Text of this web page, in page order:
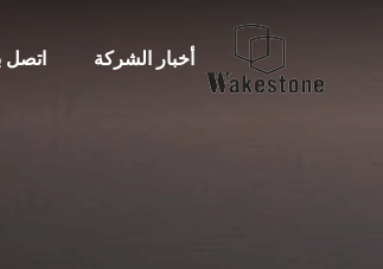
اتصل أخبار الشركة